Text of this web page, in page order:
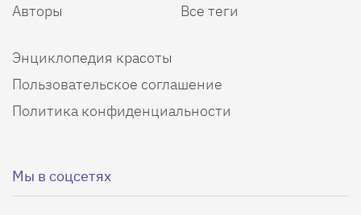
Авторы
Все теги
Энциклопедия красоты
Пользовательское соглашение
Политика конфиденциальности
Мы в соцсетях